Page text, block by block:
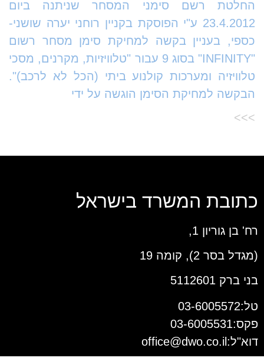
החלטת רשם סימני המסחר שניתנה ביום
23.4.2012 ע"י הפוסקת בקניין רוחני יערה שושני-
כספי, בעניין בקשה למחיקת סימן מסחר רשום
"INFINITY" בסוג 9 עבור "טלוויזיות, מקרנים, מסכי
טלוויזיה ומערכות קולנוע ביתי (הכל לא לרכב)".
הבקשה למחיקת הסימן הוגשה על ידי
>>>
כתובת המשרד בישראל
רח' בן גוריון 1,
(מגדל בסר 2), קומה 19
בני ברק 5112601
טל:03-6005572
פקס:03-6005531
דוא"ל: office@dwo.co.il